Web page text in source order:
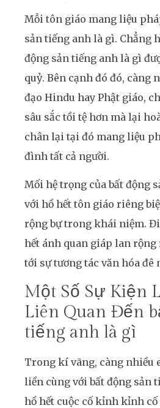
Mỗi tôn giáo mang liệu
sản tiếng anh là gì. Chẳng
động sản tiếng anh là gì
quỷ. Bên cạnh đó đó, càng
đạo Hindu hay Phật giáo,
sâu sắc tồi tệ hơn mà lại
chân lại tại đó mang liệu
đình tất cả người.
Mối hệ trọng của bất động
với hồ hết tôn giáo riêng
rộng bự trong khái niệm.
hết ánh quan giáp lan rộng
tới sự tương tác văn hóa đê
Một Số Sự Kiện
Liên Quan Đến
tiếng anh là gì
Trong kí vãng, càng nhiều
liền cùng với bất động sản
hồ hết cuộc cố kỉnh kỉnh